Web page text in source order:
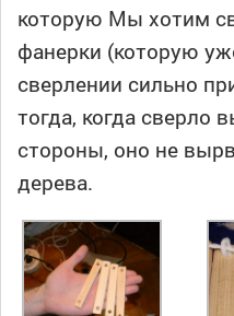
которую Мы хотим
фанерки (которую
сверлении сильно
тогда, когда сверло
стороны, оно не
дерева.